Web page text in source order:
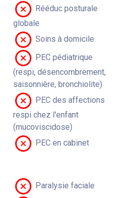
Rééduc posturale
globale
Soins à domicile
PEC pédiatrique
(respi, désencombrement,
saisonnière, bronchiolite)
PEC des affections
respi chez l'enfant
(mucoviscidose)
PEC en cabinet
Paralysie faciale